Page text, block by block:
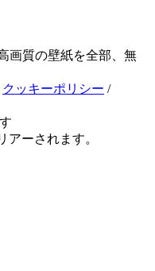
画質の壁紙を全部、無
クッキーポリシー /
アーされます。